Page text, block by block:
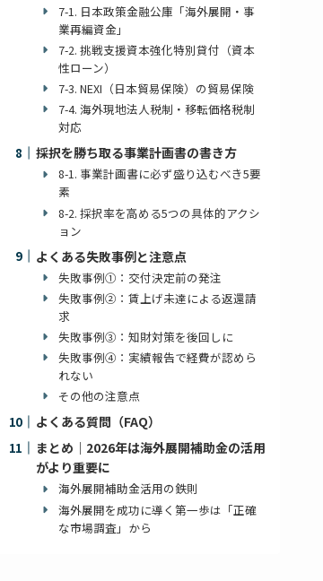
7-1. 日本政策金融公庫「海外展開・事
業再編資金」
7-2. 挑戦支援資本強化特別貸付（資本
性ローン）
7-3. NEXI（日本貿易保険）の貿易保険
7-4. 海外現地法人税制・移転価格税制
対応
採択を勝ち取る事業計画書の書き方
8-1. 事業計画書に必ず盛り込むべき5要
素
8-2. 採択率を高める5つの具体的アクシ
ョン
よくある失敗事例と注意点
失敗事例①：交付決定前の発注
失敗事例②：賃上げ未達による返還請
求
失敗事例③：知財対策を後回しに
失敗事例④：実績報告で経費が認めら
れない
その他の注意点
よくある質問（FAQ）
まとめ｜2026年は海外展開補助金の活用
がより重要に
海外展開補助金活用の鉄則
海外展開を成功に導く第一歩は「正確
な市場調査」から